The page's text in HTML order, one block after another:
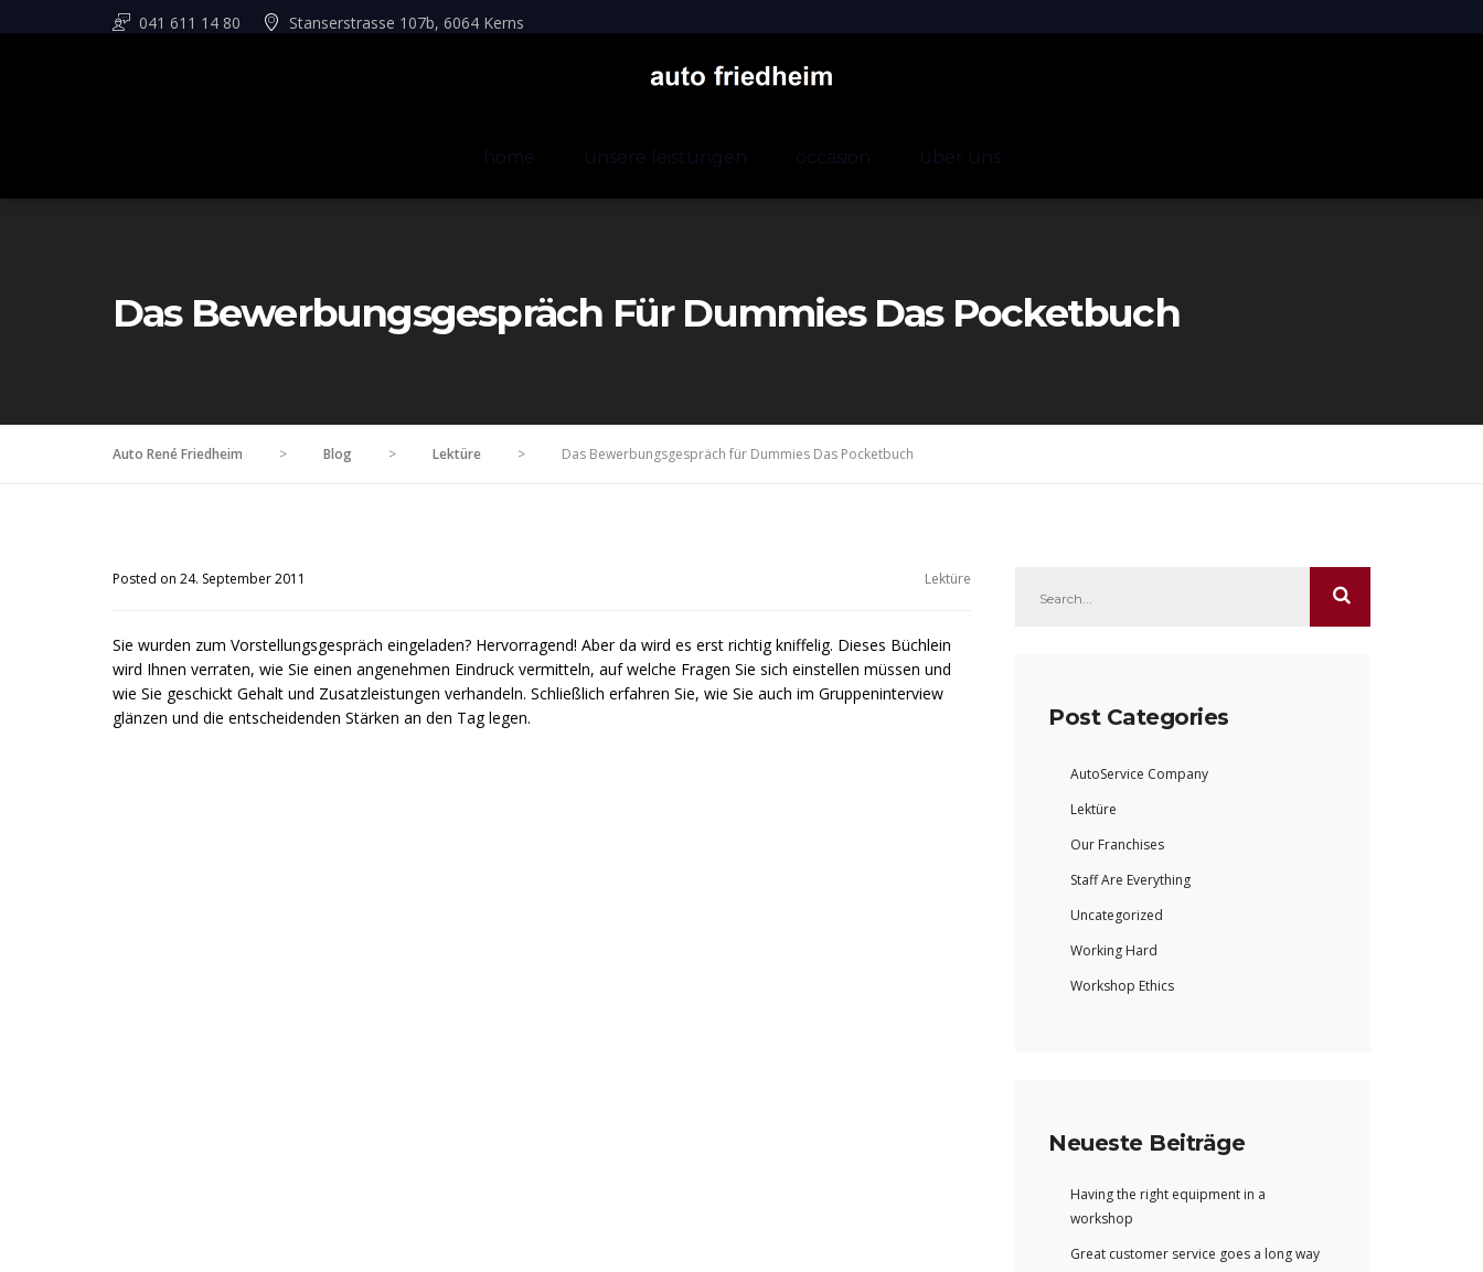
041 611 14 80 Stanserstrasse 107b, 6064 Kerns
home unsere leistungen occasion über uns
Das Bewerbungsgespräch Für Dummies Das Pocketbuch
Auto René Friedheim > Blog > Lektüre > Das Bewerbungsgespräch für Dummies Das Pocketbuch
Posted on 24. September 2011 Lektüre
Sie wurden zum Vorstellungsgespräch eingeladen? Hervorragend! Aber da wird es erst richtig kniffelig. Dieses Büchlein
wird Ihnen verraten, wie Sie einen angenehmen Eindruck vermitteln, auf welche Fragen Sie sich einstellen müssen und
wie Sie geschickt Gehalt und Zusatzleistungen verhandeln. Schließlich erfahren Sie, wie Sie auch im Gruppeninterview
glänzen und die entscheidenden Stärken an den Tag legen.
Post Categories
AutoService Company
Lektüre
Our Franchises
Staff Are Everything
Uncategorized
Working Hard
Workshop Ethics
Neueste Beiträge
Having the right equipment in a
workshop
Great customer service goes a long way